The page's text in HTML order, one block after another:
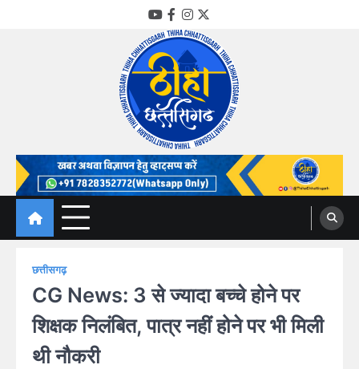
YouTube
Facebook
Instagram
Twitter
Thiha Chhattisgarh
गोठ जन-जन के
छत्तीसगढ़
CG News: 3 से ज्यादा बच्चे होने पर
शिक्षक निलंबित, पात्र नहीं होने पर भी मिली
थी नौकरी